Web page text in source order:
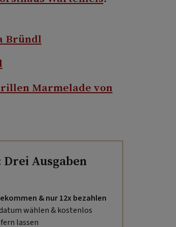
Bründl
Marmelade von
Ausgaben
& nur 12x bezahlen
wählen & kostenlos
lassen